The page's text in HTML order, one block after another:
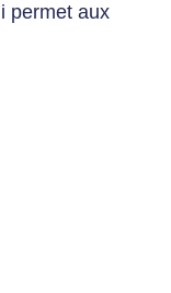
permet aux